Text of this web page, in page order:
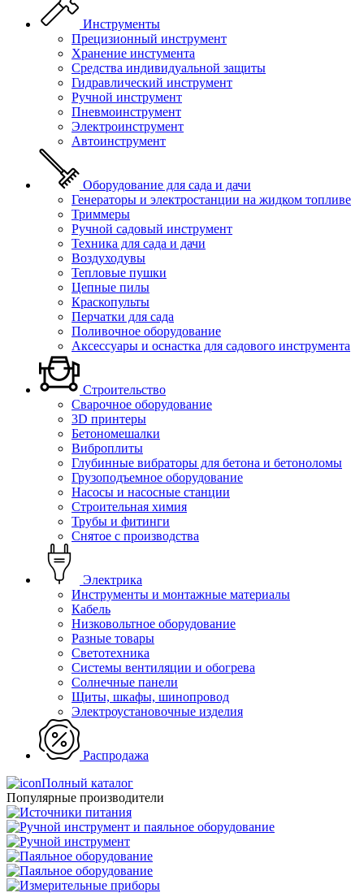
Инструменты
Прецизионный инструмент
Хранение инстумента
Средства индивидуальной защиты
Гидравлический инструмент
Ручной инструмент
Пневмоинструмент
Электроинструмент
Автоинструмент
Оборудование для сада и дачи
Генераторы и электростанции на жидком топливе
Триммеры
Ручной садовый инструмент
Техника для сада и дачи
Воздуходувы
Тепловые пушки
Цепные пилы
Краскопульты
Перчатки для сада
Поливочное оборудование
Аксессуары и оснастка для садового инструмента
Строительство
Сварочное оборудование
3D принтеры
Бетономешалки
Виброплиты
Глубинные вибраторы для бетона и бетоноломы
Грузоподъемное оборудование
Насосы и насосные станции
Строительная химия
Трубы и фитинги
Снятое с производства
Электрика
Инструменты и монтажные материалы
Кабель
Низковольтное оборудование
Разные товары
Светотехника
Системы вентиляции и обогрева
Солнечные панели
Щиты, шкафы, шинопровод
Электроустановочные изделия
Распродажа
Полный каталог
Популярные производители